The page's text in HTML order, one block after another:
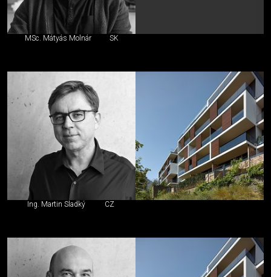
MSc. Mátyás Molnár SK
Ing. Martin Sladký CZ